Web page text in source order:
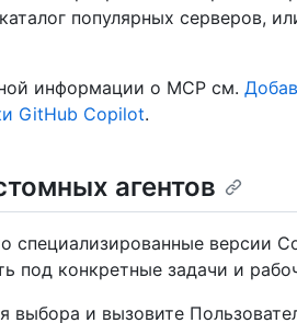
популярных серверов,
информации о MCP см.
GitHub Copilot.
агентов
специализированные версии
под конкретные задачи и
выбора и вызовите